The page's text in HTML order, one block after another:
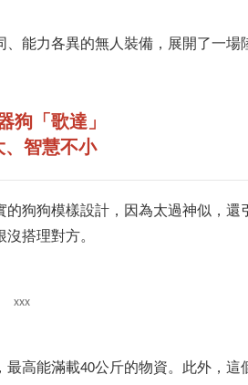
能力各異的無人裝備，展開了一場
狗「歌達」
、智慧不小
狗狗模樣設計，因為太過神似，還
搭理對方。
最高能滿載40公斤的物資。此外，這